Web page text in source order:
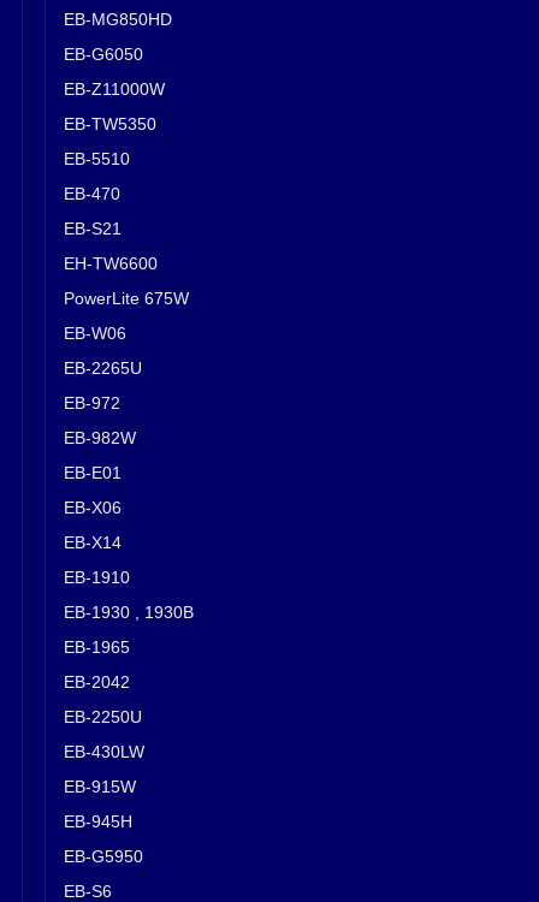
EB-MG850HD
EB-G6050
EB-Z11000W
EB-TW5350
EB-5510
EB-470
EB-S21
EH-TW6600
PowerLite 675W
EB-W06
EB-2265U
EB-972
EB-982W
EB-E01
EB-X06
EB-X14
EB-1910
EB-1930 , 1930B
EB-1965
EB-2042
EB-2250U
EB-430LW
EB-915W
EB-945H
EB-G5950
EB-S6